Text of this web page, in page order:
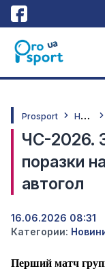
Prosport Н
овини
ЧС-2026.
поразки
автогол
16.06.2026 08:31
Категории:
Перший матч